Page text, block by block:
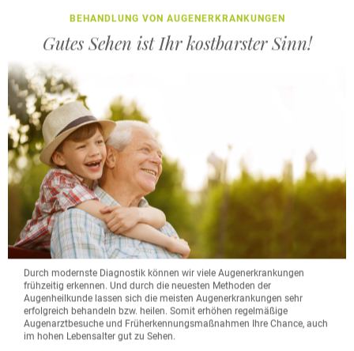
BEHANDLUNG VON AUGENERKRANKUNGEN
Gutes Sehen ist Ihr kostbarster Sinn!
Durch modernste Diagnostik können wir viele Augenerkrankungen
frühzeitig erkennen. Und durch die neuesten Methoden der
Augenheilkunde lassen sich die meisten Augenerkrankungen sehr
erfolgreich behandeln bzw. heilen. Somit erhöhen regelmäßige
Augenarztbesuche und Früherkennungsmaßnahmen Ihre Chance, auch
im hohen Lebensalter gut zu Sehen.